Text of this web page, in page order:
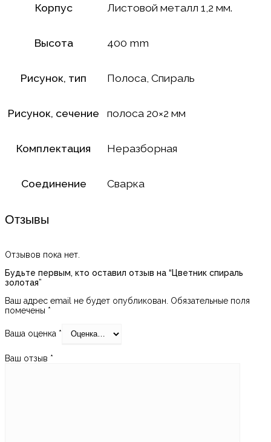
Корпус Листовой металл 1,2 мм.
Высота 400 mm
Рисунок, тип Полоса, Спираль
Рисунок, сечение полоса 20×2 мм
Комплектация Неразборная
Соединение Сварка
Отзывы
Отзывов пока нет.
Будьте первым, кто оставил отзыв на “Цветник спираль
золотая”
Ваш адрес email не будет опубликован. Обязательные поля
помечены *
Ваша оценка *
Ваш отзыв *